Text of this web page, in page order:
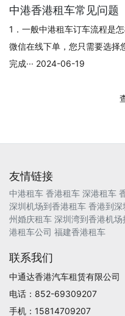
中港香港租车常见问题
1．一般中港租车订车流程是
微信在线下单，您只需要选择
完成··· 2024-06-19
友情链接
中港租车 香港租车 深港租车
深圳机场到香港租车 香港到深
州婚庆租车 深圳湾到香港机场
港租车公司 福建香港租车
联系我们
中通达香港汽车租赁有限公司
电话：852-69309207
手机：15814709207